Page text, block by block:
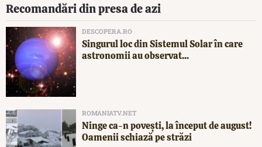
Recomandări din presa de azi
DESCOPERA.RO
Singurul loc din Sistemul Solar în care
astronomii au observat...
ROMANIATV.NET
Ninge ca-n povești, la început de august!
Oamenii schiază pe străzi